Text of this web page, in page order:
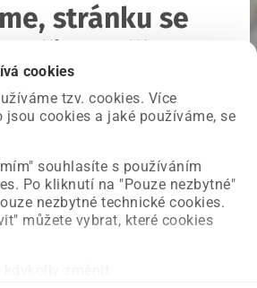
cookies
tzv. cookies. Více
cookies a jaké používáme, se
souhlasíte s používáním
Po kliknutí na "Pouze nezbytné"
nezbytné technické cookies.
můžete vybrat, které cookies
stránku se
naší straně a už ji opravujeme.
načíst požadovanou stránku.
Úvodní strana